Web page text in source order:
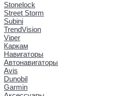
Stonelock
Street Storm
Subini
TrendVision
Viper
Каркам
Навигаторы
Автонавигаторы
Avis
Dunobil
Garmin